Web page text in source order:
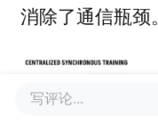
消除了通信瓶颈。
写评论...